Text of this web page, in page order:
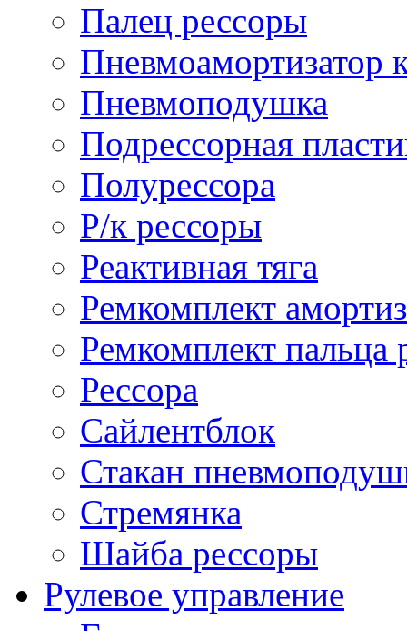
Палец рессоры
Пневмоамортизатор
Пневмоподушка
Подрессорная
Полурессора
Р/к рессоры
Реактивная тяга
Ремкомплект
Ремкомплект пальца
Рессора
Сайлентблок
Стакан
Стремянка
Шайба рессоры
Рулевое управление